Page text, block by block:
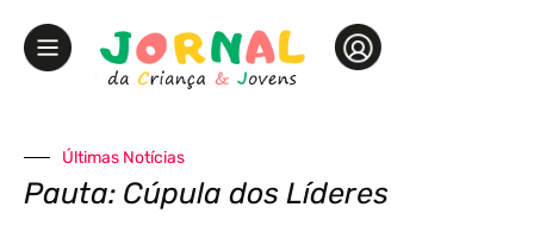
Últimas Notícias
Pauta: Cúpula dos Líderes